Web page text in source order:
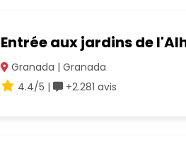
Entrée aux jardins de
Granada | Granada
4.4/5 |
+2.281 avis